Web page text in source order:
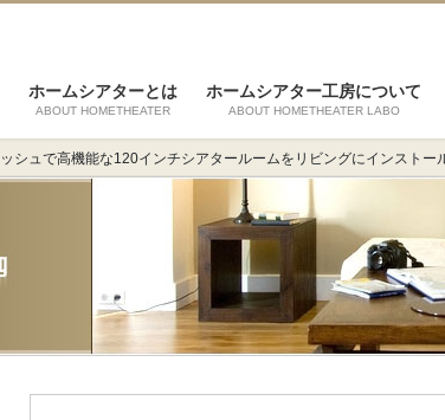
ホームシアターとは
ABOUT HOMETHEATER
ホームシアター工房について
ABOUT HOMETHEATER LABO
シュで高機能な120インチシアタールームをリビングにインストー